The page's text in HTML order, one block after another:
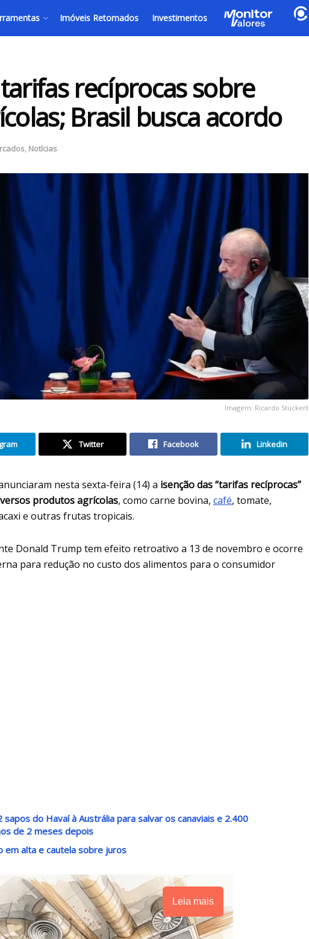
Imóveis Retomados Investimentos
recíprocas sobre
Brasil busca acordo
, Notícias
Imagem: Ricardo Stuckert
Twitter Facebook Linkedin
nesta sexta-feira (14) a isenção das “tarifas recíprocas”
produtos agrícolas, como carne bovina, café, tomate,
e outras frutas tropicais.
Donald Trump tem efeito retroativo a 13 de novembro e ocorre
para redução no custo dos alimentos para o consumidor
do Havaí à Austrália para salvar os canaviais e 2.400
de 2 meses depois
em alta e cautela sobre juros
Leia mais